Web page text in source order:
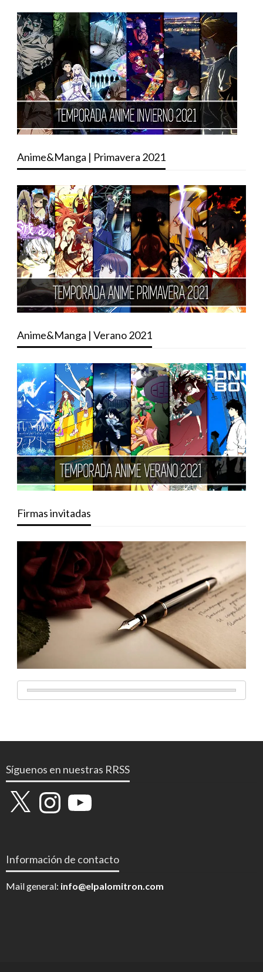
Anime&Manga | Primavera 2021
Anime&Manga | Verano 2021
Firmas invitadas
Síguenos en nuestras RRSS
X InstagramYouTube
Información de contacto
Mail general: info@elpalomitron.com